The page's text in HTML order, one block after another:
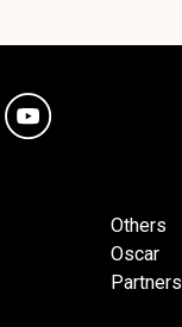
Others
Oscar
Partners